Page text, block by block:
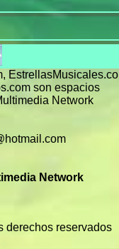
son espacios
Network
Network
derechos reservados